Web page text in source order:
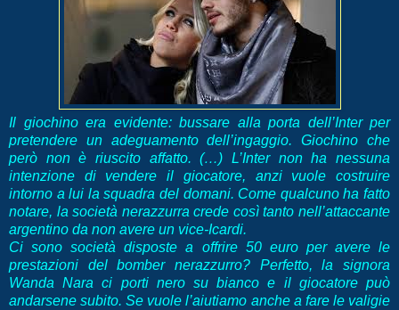
Il giochino era evidente: bussare alla porta dell’Inter per
pretendere un adeguamento dell’ingaggio. Giochino che
però non è riuscito affatto. (…) L’Inter non ha nessuna
intenzione di vendere il giocatore, anzi vuole costruire
intorno a lui la squadra del domani. Come qualcuno ha fatto
notare, la società nerazzurra crede così tanto nell’attaccante
argentino da non avere un vice-Icardi.
Ci sono società disposte a offrire 50 euro per avere le
prestazioni del bomber nerazzurro? Perfetto, la signora
Wanda Nara ci porti nero su bianco e il giocatore può
andarsene subito. Se vuole l’aiutiamo anche a fare le valigie